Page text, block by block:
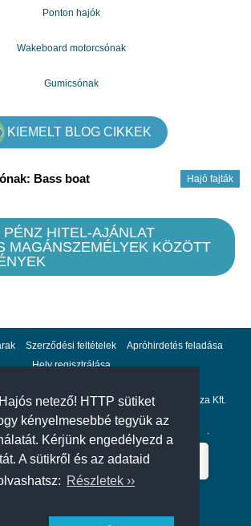
netező! HTTP sütiket
kényelmesebbé tegyük az
Kérjünk engedélyezd a
A sütikről és az adataid
Részletek ››
Ponton hajók
Wakeboard motorcsónak
Gumicsónak
KIEMELT BLOG CIKKEK
Hajó fajták
Bass boat
PÉNZ HITEL-AJÁNLAT
MAGÁNSZEMÉLYEK KÖZÖTT
Szerződési feltételek
Apróhirdetés feladása
Hely regisztrálása
A hahohajo.hu kiadója a GlobalPlaza Kft.
bankkártyás fizetési partnere az .